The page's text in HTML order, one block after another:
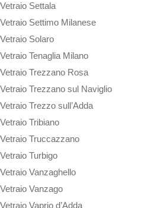
Vetraio Settala
Vetraio Settimo Milanese
Vetraio Solaro
Vetraio Tenaglia Milano
Vetraio Trezzano Rosa
Vetraio Trezzano sul Naviglio
Vetraio Trezzo sull’Adda
Vetraio Tribiano
Vetraio Truccazzano
Vetraio Turbigo
Vetraio Vanzaghello
Vetraio Vanzago
Vetraio Vaprio d’Adda